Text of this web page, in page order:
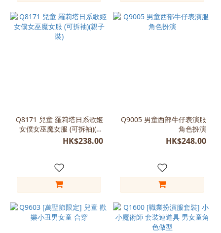
Q8171 兒童 羅莉塔日系歌姬
女僕女巫魔女服 (可拆袖)(親
子裝)
HK$238.00
Q9005 男童西部牛仔表演服
角色扮演
HK$248.00